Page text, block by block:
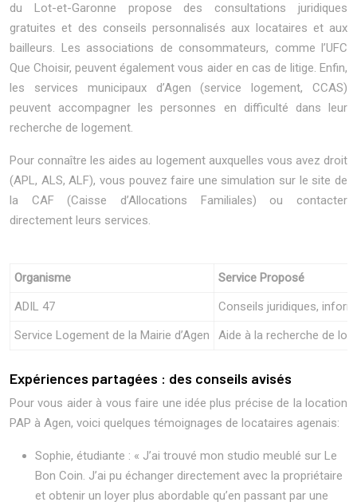
du Lot-et-Garonne propose des consultations juridiques
gratuites et des conseils personnalisés aux locataires et aux
bailleurs. Les associations de consommateurs, comme l’UFC
Que Choisir, peuvent également vous aider en cas de litige. Enfin,
les services municipaux d’Agen (service logement, CCAS)
peuvent accompagner les personnes en difficulté dans leur
recherche de logement.
Pour connaître les aides au logement auxquelles vous avez droit
(APL, ALS, ALF), vous pouvez faire une simulation sur le site de
la CAF (Caisse d’Allocations Familiales) ou contacter
directement leurs services.
Organisme
Service Proposé
ADIL 47
Conseils juridiques,
Service Logement de la Mairie d’Agen
Aide à la recherche de
Expériences partagées : des conseils avisés
Pour vous aider à vous faire une idée plus précise de la location
PAP à Agen, voici quelques témoignages de locataires agenais:
Sophie, étudiante : « J’ai trouvé mon studio meublé sur Le
Bon Coin. J’ai pu échanger directement avec la propriétaire
et obtenir un loyer plus abordable qu’en passant par une